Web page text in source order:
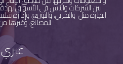
بين الشركات والناس في الأسواق
التجارة مثل والتخزين، والتوزيع، وإدارة
للمصانع، وغيرها
عبري